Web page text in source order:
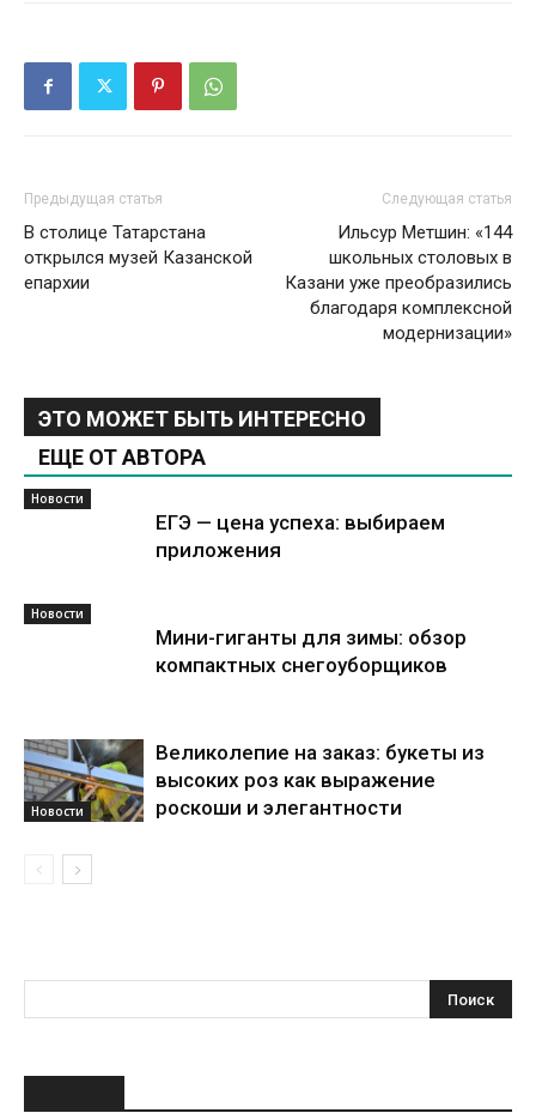
Предыдущая статья
В столице Татарстана
открылся музей Казанской
епархии
Следующая статья
Ильсур Метшин: «144
школьных столовых в
Казани уже преобразились
благодаря комплексной
модернизации»
ЭТО МОЖЕТ БЫТЬ ИНТЕРЕСНО
ЕЩЕ ОТ АВТОРА
Новости
ЕГЭ — цена успеха: выбираем
приложения
Новости
Мини-гиганты для зимы: обзор
компактных снегоуборщиков
Новости
Великолепие на заказ: букеты из
высоких роз как выражение
роскоши и элегантности